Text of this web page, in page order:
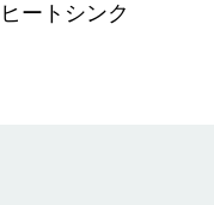
ヒートシンク